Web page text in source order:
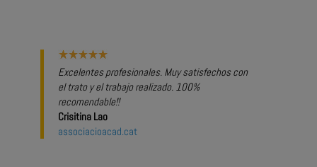
Excelentes profesionales. Muy satisfechos con
el trato y el trabajo realizado. 100%
recomendable!!
Crisitina Lao
associacioacad.cat